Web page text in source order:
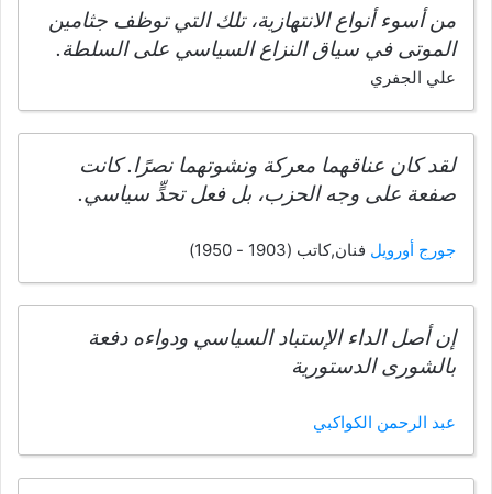
من أسوء أنواع الانتهازية، تلك التي توظف جثامين
الموتى في سياق النزاع السياسي على السلطة.
علي الجفري
لقد كان عناقهما معركة ونشوتهما نصرًا. كانت
صفعة على وجه الحزب، بل فعل تحدٍّ سياسي.
جورج أورويل فنان,كاتب (1903 - 1950)
إن أصل الداء الإستباد السياسي ودواءه دفعة
بالشورى الدستورية
عبد الرحمن الكواكبي